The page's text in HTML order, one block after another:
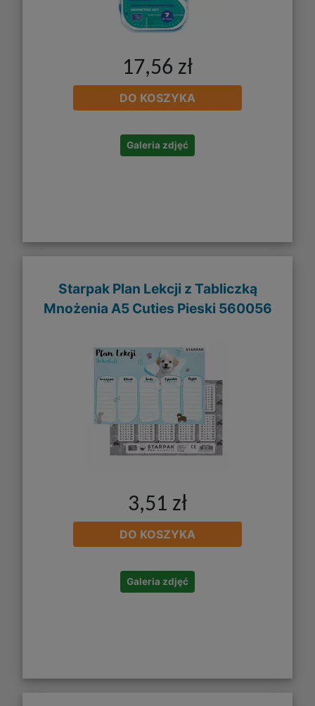
17,56 zł
DO KOSZYKA
Galeria zdjęć
Starpak Plan Lekcji z Tabliczką
Mnożenia A5 Cuties Pieski 560056
3,51 zł
DO KOSZYKA
Galeria zdjęć